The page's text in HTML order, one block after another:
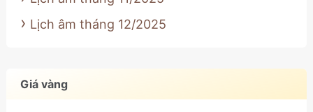
Lịch âm tháng 12/2025
Giá vàng